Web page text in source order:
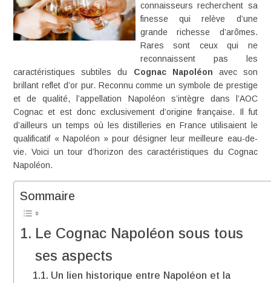
connaisseurs recherchent sa
finesse qui relève d’une
grande richesse d’arômes.
Rares sont ceux qui ne
reconnaissent pas les
caractéristiques subtiles du Cognac Napoléon avec son
brillant reflet d’or pur. Reconnu comme un symbole de prestige
et de qualité, l’appellation Napoléon s’intègre dans l’AOC
Cognac et est donc exclusivement d’origine française. Il fut
d’ailleurs un temps où les distilleries en France utilisaient le
qualificatif « Napoléon » pour désigner leur meilleure eau-de-
vie. Voici un tour d’horizon des caractéristiques du Cognac
Napoléon.
Sommaire
Le Cognac Napoléon sous tous
ses aspects
Un lien historique entre Napoléon et la